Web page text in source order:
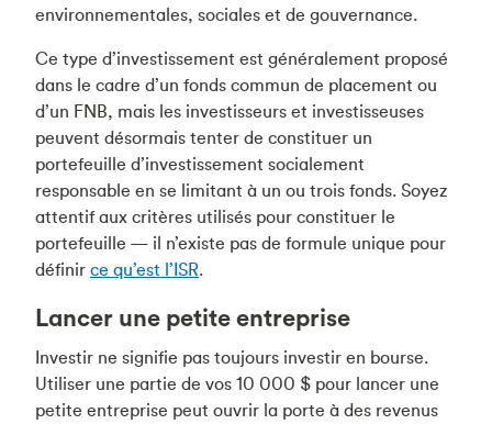
environnementales, sociales et de gouvernance.
Ce type d’investissement est généralement proposé
dans le cadre d’un fonds commun de placement ou
d’un FNB, mais les investisseurs et investisseuses
peuvent désormais tenter de constituer un
portefeuille d’investissement socialement
responsable en se limitant à un ou trois fonds. Soyez
attentif aux critères utilisés pour constituer le
portefeuille — il n’existe pas de formule unique pour
définir ce qu’est l’ISR.
Lancer une petite entreprise
Investir ne signifie pas toujours investir en bourse.
Utiliser une partie de vos 10 000 $ pour lancer une
petite entreprise peut ouvrir la porte à des revenus